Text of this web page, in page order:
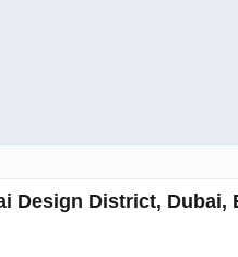
Design District, Dubai,